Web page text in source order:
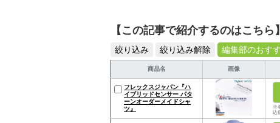
【この記事で紹介するのはこちら】
絞り込み 絞り込み解除 編集部のおす
商品名 画像
フレックスジャパン『ハ
イブリッドセンサー パタ
ーンオーダーメイドシャ
ツ』
※
込